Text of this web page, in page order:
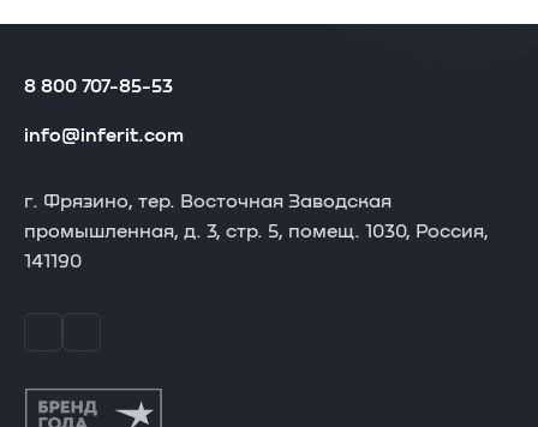
8 800 707-85-53
info@inferit.com
г. Фрязино, тер. Восточная Заводская
промышленная, д. 3, стр. 5, помещ. 1030, Россия,
141190